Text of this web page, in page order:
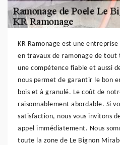
KR Ramonage est une
en travaux de ramonage de tout
une compétence fiable et aussi
nous permet de garantir le bon
bois et à granulé. Le coût de
raisonnablement abordable. Si
satisfaction, nous vous invitons
appel immédiatement. Nous
toute la zone de Le Bignon